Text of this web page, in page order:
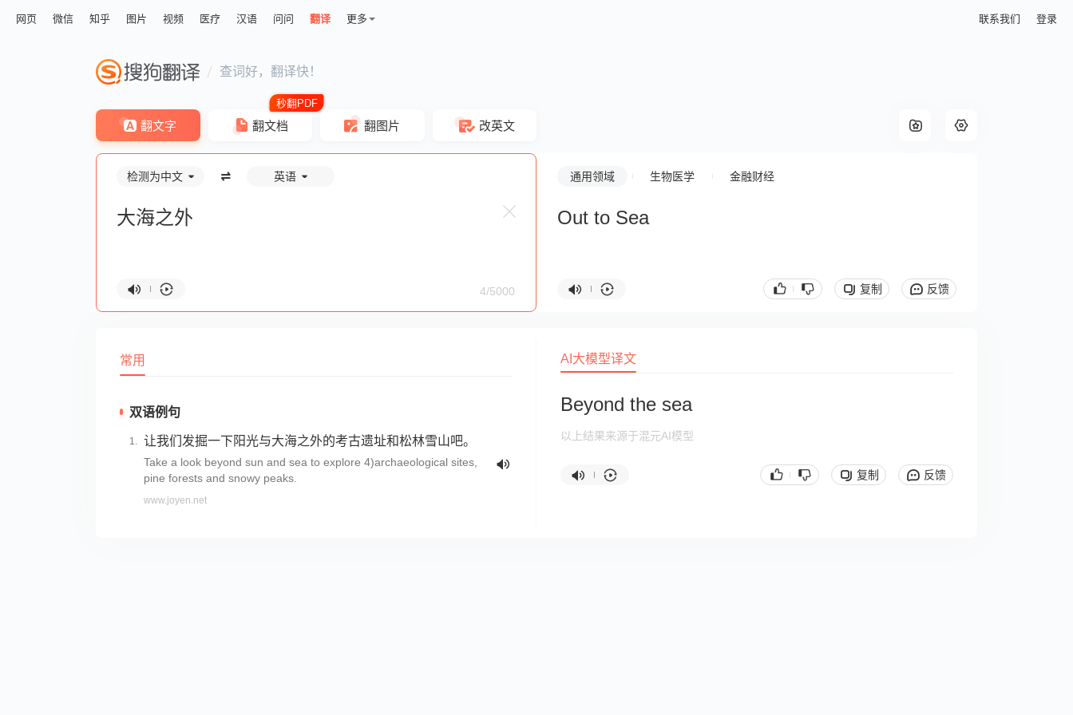
网页 微信 知乎 图片 视频 医疗 汉语 问问 翻译 更多 联系我们 登录
查词好，翻译快！
翻文字 翻文档 翻图片 改英文
检测为中文 英语
4/5000
通用领域 生物医学 金融财经
Out to Sea
复制 反馈
常用
双语例句
让我们发掘一下阳光与大海之外的考古遗址和松林雪山吧。
Take a look beyond sun and sea to explore 4)archaeological sites,
pine forests and snowy peaks.
www.joyen.net
AI大模型译文
Beyond the sea
以上结果来源于混元AI模型
复制 反馈